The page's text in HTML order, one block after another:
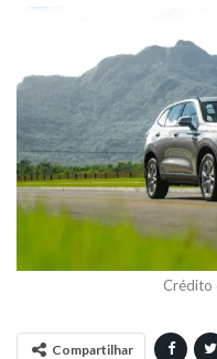
Crédito
Compartilhar